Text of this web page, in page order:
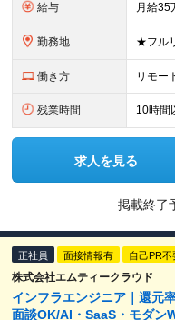
給与
勤務地
働き方 リモー
残業時間 10時間
求人を見る
掲載終了
正社員 面接情報有 自己PR不
株式会社エムティークラウド
インフラエンジニア｜還元
面談OK/AI・SaaS・モダン